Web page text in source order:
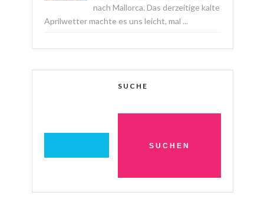
nach Mallorca. Das derzeitige kalte
Aprilwetter machte es uns leicht, mal ...
SUCHE